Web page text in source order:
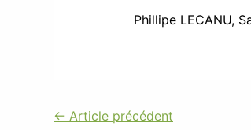
Phillipe LECANU,
← Article précédent